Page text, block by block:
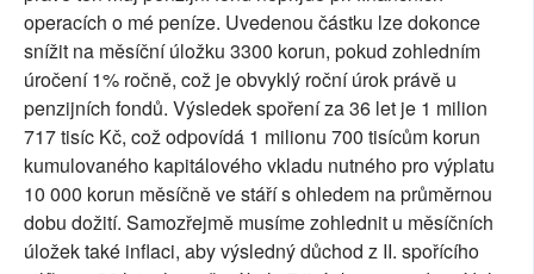
operacích o mé peníze. Uvedenou částku lze dokonce
snížit na měsíční úložku 3300 korun, pokud zohledním
úročení 1% ročně, což je obvyklý roční úrok právě u
penzijních fondů. Výsledek spoření za 36 let je 1 milion
717 tisíc Kč, což odpovídá 1 milionu 700 tisícům korun
kumulovaného kapitálového vkladu nutného pro výplatu
10 000 korun měsíčně ve stáří s ohledem na průměrnou
dobu dožití. Samozřejmě musíme zohlednit u měsíčních
úložek také inflaci, aby výsledný důchod z II. spořícího